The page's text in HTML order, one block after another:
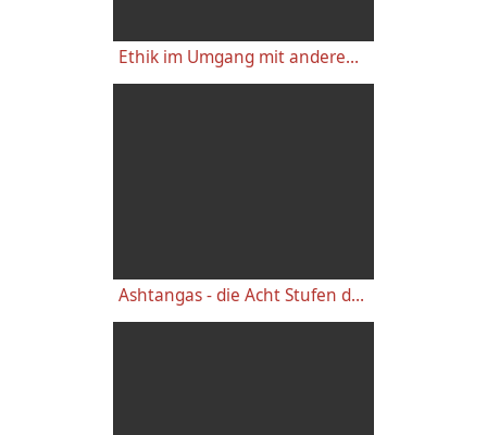
Ethik im Umgang mit anderen und Selbstverwirklichung - Ashtanga Yoga von Patanjali
Ashtangas - die Acht Stufen des Yoga – YVS504 – Yoga Sutra Kap. 2, Vers 29